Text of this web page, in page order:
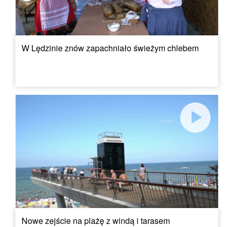
W Lędzinie znów zapachniało świeżym chlebem
Nowe zejście na plażę z windą i tarasem